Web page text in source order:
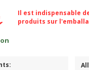
Il est indispensable
produits sur